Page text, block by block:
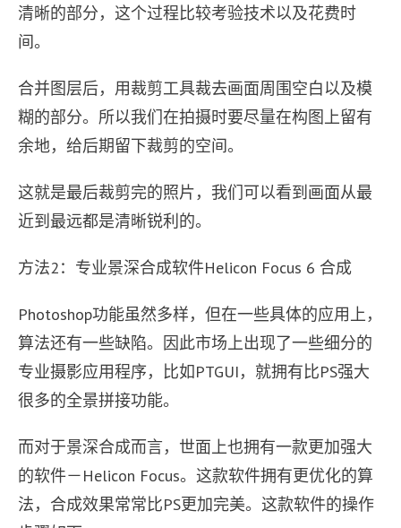
清晰的部分，这个过程比较考验技术以及花费时
间。
合并图层后，用裁剪工具裁去画面周围空白以及模
糊的部分。所以我们在拍摄时要尽量在构图上留有
余地，给后期留下裁剪的空间。
这就是最后裁剪完的照片，我们可以看到画面从最
近到最远都是清晰锐利的。
方法2：专业景深合成软件Helicon Focus 6 合成
Photoshop功能虽然多样，但在一些具体的应用上，
算法还有一些缺陷。因此市场上出现了一些细分的
专业摄影应用程序，比如PTGUI，就拥有比PS强大
很多的全景拼接功能。
而对于景深合成而言，世面上也拥有一款更加强大
的软件－Helicon Focus。这款软件拥有更优化的算
法，合成效果常常比PS更加完美。这款软件的操作